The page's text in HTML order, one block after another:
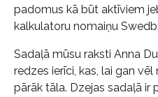
padomus kā būt aktīviem
kalkulatoru nomaiņu
Sadaļā mūsu raksti Anna
redzes ierīci, kas, lai gan
pārāk tāla. Dzejas sadaļā